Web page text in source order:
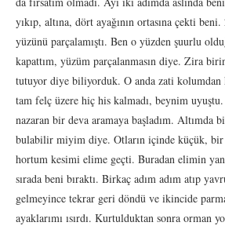
yıkıp, altına, dört ayağının ortasına çekti
yüzünü parçalamıştı. Ben o yüzden şuurlu
kapattım, yüzüm parçalanmasın diye. Zira
tutuyor diye biliyorduk. O anda zati kolumdan
tam felç üzere hiç his kalmadı, beynim
nazaran bir deva aramaya başladım. Altımda
bulabilir miyim diye. Otların içinde küçük,
hortum kesimi elime geçti. Buradan elimin
sırada beni bıraktı. Birkaç adım adım atıp
gelmeyince tekrar geri döndü ve ikincide
ayaklarımı ısırdı. Kurtulduktan sonra orman